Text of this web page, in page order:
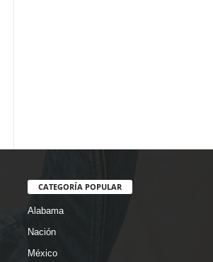
CATEGORÍA POPULAR
Alabama
Nación
México